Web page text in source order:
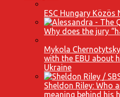
ESC Hungary Közös
Why does the jury
Mykola
with the EBU about
Ukraine
Sheldon Riley: Who
meaning behind his